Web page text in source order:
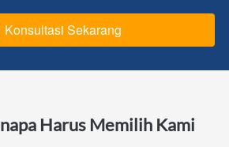
Konsultasi Sekarang
Harus Memilih Kami